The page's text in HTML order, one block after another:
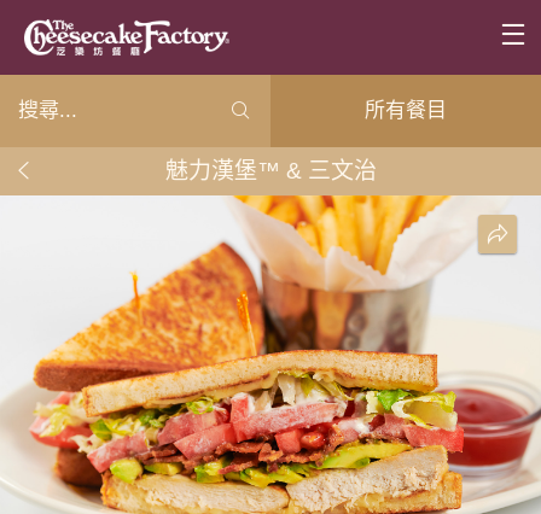
所有餐目
魅力漢堡™ & 三文治